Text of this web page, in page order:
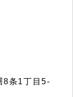
条1丁目5-